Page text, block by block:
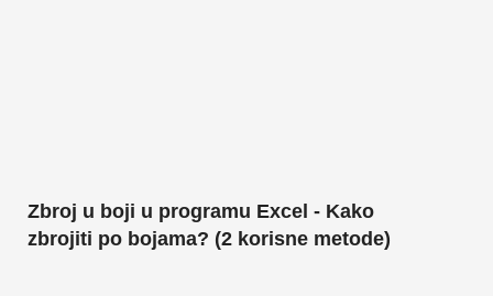
Zbroj u boji u programu Excel - Kako
zbrojiti po bojama? (2 korisne metode)